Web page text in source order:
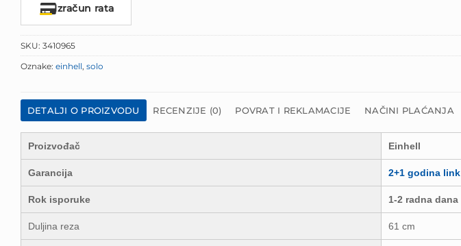
Izračun rata
SKU: 3410965
Oznake: einhell, solo
DETALJI O PROIZVODU RECENZIJE (0) POVRAT I REKLAMACIJE NAČINI PLAĆANJA
Proizvođač Einhell
Garancija 2+1 godina link
Rok isporuke 1-2 radna dana
Duljina reza 61 cm